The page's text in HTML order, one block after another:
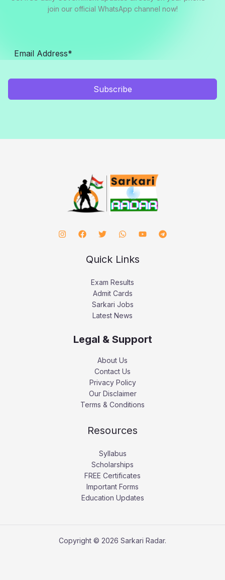
join our official WhatsApp channel now!
Subscribe
Quick Links
Exam Results
Admit Cards
Sarkari Jobs
Latest News
Legal & Support
About Us
Contact Us
Privacy Policy
Our Disclaimer
Terms & Conditions
Resources
Syllabus
Scholarships
FREE Certificates
Important Forms
Education Updates
Copyright © 2026 Sarkari Radar.